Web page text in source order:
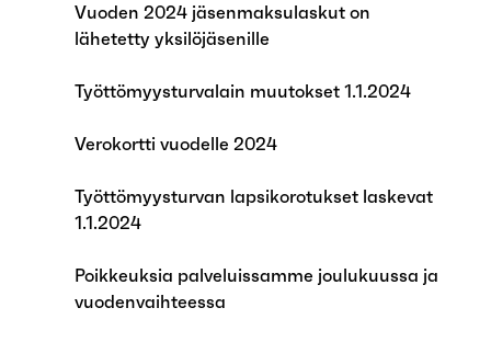
Vuoden 2024 jäsenmaksulaskut on
lähetetty yksilöjäsenille
Työttömyysturvalain muutokset 1.1.2024
Verokortti vuodelle 2024
Työttömyysturvan lapsikorotukset laskevat
1.1.2024
Poikkeuksia palveluissamme joulukuussa ja
vuodenvaihteessa